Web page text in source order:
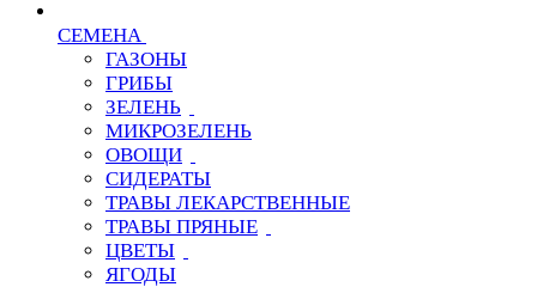
СЕМЕНА
ГАЗОНЫ
ГРИБЫ
ЗЕЛЕНЬ
МИКРОЗЕЛЕНЬ
ОВОЩИ
СИДЕРАТЫ
ТРАВЫ ЛЕКАРСТВЕННЫЕ
ТРАВЫ ПРЯНЫЕ
ЦВЕТЫ
ЯГОДЫ